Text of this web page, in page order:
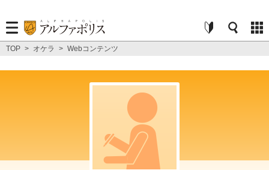
TOP > オケラ > Webコンテンツ